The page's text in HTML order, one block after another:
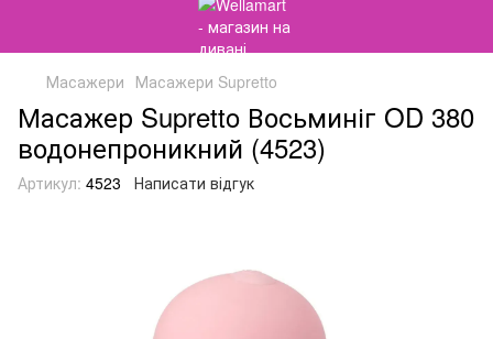
Масажери Масажери Supretto
Масажер Supretto Восьминіг OD 380
водонепроникний (4523)
Артикул: 4523 Написати відгук